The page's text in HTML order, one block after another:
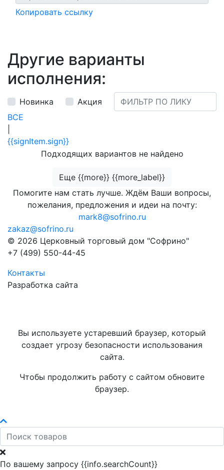
Копировать ссылку
Другие варианты
исполнения:
Новинка
Акция
ВСЕ
{{signItem.sign}}
Подходящих вариантов не найдено
Еще {{more}} {{more_label}}
Помогите нам стать лучше. Ждём Ваши вопросы,
пожелания, предложения и идеи на почту:
mark8@sofrino.ru
zakaz@sofrino.ru
© 2026 Церковный торговый дом "Софрино"
+7 (499) 550-44-45
Контакты
Разработка сайта
Вы используете устаревший браузер, который
создает угрозу безопасности использования
сайта.
Чтобы продолжить работу с сайтом обновите
браузер.
По вашему запросу {{info.searchCount}}